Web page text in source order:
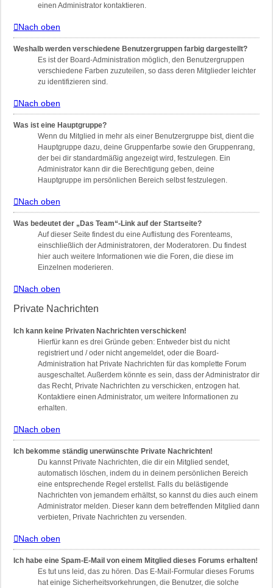
einen Administrator kontaktieren.
Nach oben
Weshalb werden verschiedene Benutzergruppen farbig dargestellt?
Es ist der Board-Administration möglich, den Benutzergruppen
verschiedene Farben zuzuteilen, so dass deren Mitglieder leichter
zu identifizieren sind.
Nach oben
Was ist eine Hauptgruppe?
Wenn du Mitglied in mehr als einer Benutzergruppe bist, dient die
Hauptgruppe dazu, deine Gruppenfarbe sowie den Gruppenrang,
der bei dir standardmäßig angezeigt wird, festzulegen. Ein
Administrator kann dir die Berechtigung geben, deine
Hauptgruppe im persönlichen Bereich selbst festzulegen.
Nach oben
Was bedeutet der „Das Team“-Link auf der Startseite?
Auf dieser Seite findest du eine Auflistung des Forenteams,
einschließlich der Administratoren, der Moderatoren. Du findest
hier auch weitere Informationen wie die Foren, die diese im
Einzelnen moderieren.
Nach oben
Private Nachrichten
Ich kann keine Privaten Nachrichten verschicken!
Hierfür kann es drei Gründe geben: Entweder bist du nicht
registriert und / oder nicht angemeldet, oder die Board-
Administration hat Private Nachrichten für das komplette Forum
ausgeschaltet. Außerdem könnte es sein, dass der Administrator dir
das Recht, Private Nachrichten zu verschicken, entzogen hat.
Kontaktiere einen Administrator, um weitere Informationen zu
erhalten.
Nach oben
Ich bekomme ständig unerwünschte Private Nachrichten!
Du kannst Private Nachrichten, die dir ein Mitglied sendet,
automatisch löschen, indem du in deinem persönlichen Bereich
eine entsprechende Regel erstellst. Falls du belästigende
Nachrichten von jemandem erhältst, so kannst du dies auch einem
Administrator melden. Dieser kann dem betreffenden Mitglied dann
verbieten, Private Nachrichten zu versenden.
Nach oben
Ich habe eine Spam-E-Mail von einem Mitglied dieses Forums erhalten!
Es tut uns leid, das zu hören. Das E-Mail-Formular dieses Forums
hat einige Sicherheitsvorkehrungen, die Benutzer, die solche